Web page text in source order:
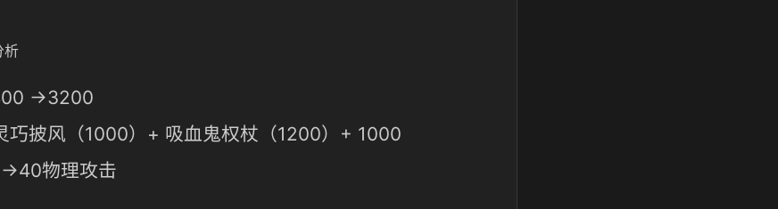
析
→3200
巧披风（1000）+ 吸血鬼权杖（1200）+ 1000
物理攻击